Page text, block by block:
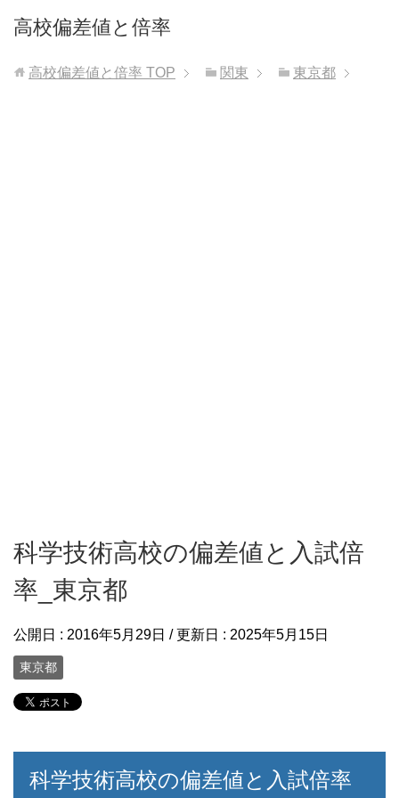
高校偏差値と倍率
高校偏差値と倍率 TOP 関東 東京都
科学技術高校の偏差値と入試倍
率_東京都
公開日 : 2016年5月29日 / 更新日 : 2025年5月15日
東京都
科学技術高校の偏差値と入試倍率